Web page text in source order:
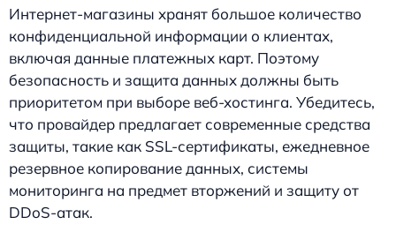
Интернет-магазины хранят большое количество
конфиденциальной информации о клиентах,
включая данные платежных карт. Поэтому
безопасность и защита данных должны быть
приоритетом при выборе веб-хостинга. Убедитесь,
что провайдер предлагает современные средства
защиты, такие как SSL-сертификаты, ежедневное
резервное копирование данных, системы
мониторинга на предмет вторжений и защиту от
DDoS-атак.